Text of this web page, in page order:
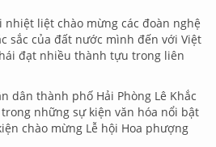
nhiệt liệt chào mừng các đoàn nghệ
sắc của đất nước mình đến với Việt
đạt nhiều thành tựu trong liên
dân thành phố Hải Phòng Lê Khắc
những sự kiện văn hóa nổi bật
chào mừng Lễ hội Hoa phượng